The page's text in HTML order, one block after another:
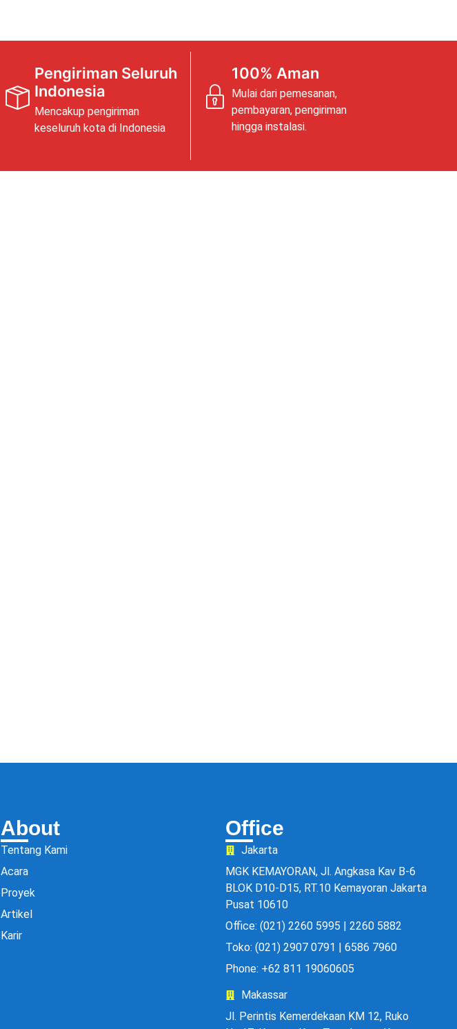
Pengiriman Seluruh
Indonesia
Mencakup pengiriman
keseluruh kota di Indonesia
100% Aman
Mulai dari pemesanan,
pembayaran, pengiriman
hingga instalasi.
About
Tentang Kami
Acara
Proyek
Artikel
Karir
Office
Jakarta
MGK KEMAYORAN, Jl. Angkasa Kav B-6
BLOK D10-D15, RT.10 Kemayoran Jakarta
Pusat 10610
Office: (021) 2260 5995 | 2260 5882
Toko: (021) 2907 0791 | 6586 7960
Phone: +62 811 19060605
Makassar
Jl. Perintis Kemerdekaan KM 12, Ruko